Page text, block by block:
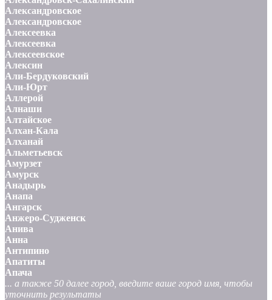
Александровское
Александровское
Алексеевка
Алексеевка
Алексеевское
Алексин
Али-Бердуковский
Али-Юрт
Аллерой
Алнаши
Алтайское
Алхан-Кала
Алханай
Альметьевск
Амурзет
Амурск
Анадырь
Анапа
Ангарск
Анжеро-Судженск
Анива
Анна
Антипино
Апатиты
Апача
... а также 50 далее город, введите ваше город имя, чтобы
уточнить результаты